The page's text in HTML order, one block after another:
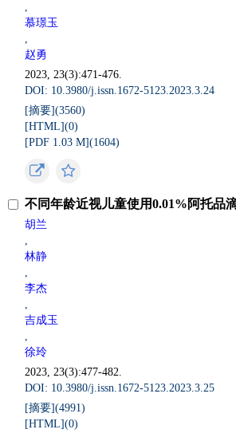
,
慕璟玉
,
赵勇
2023, 23(3):471-476.
DOI: 10.3980/j.issn.1672-5123.2023.3.24
[摘要](3560)
[HTML](0)
[PDF 1.03 M](1604)
不同年龄近视儿童使用0.01%阿托品
胡兰
,
林静
,
李杰
,
吉成玉
,
徐玲
2023, 23(3):477-482.
DOI: 10.3980/j.issn.1672-5123.2023.3.25
[摘要](4991)
[HTML](0)